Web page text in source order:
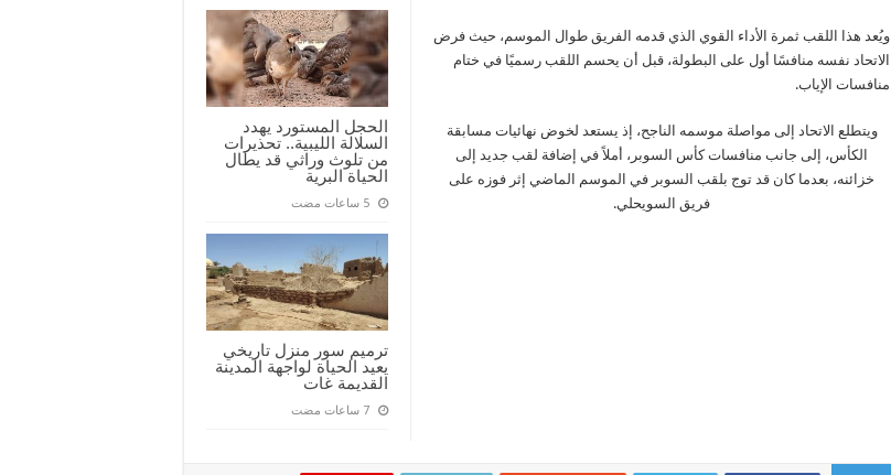
الحجل المستورد يهدد
السلالة الليبية.. تحذيرات
من تلوث وراثي قد يطال
الحياة البرية
ترميم سور منزل تاريخي
يعيد الحياة لواجهة المدينة
القديمة غات
ويُعد هذا اللقب ثمرة الأداء القوي الذي قدمه الفريق طوال الموسم، حيث فرض
الاتحاد نفسه منافسًا أول على البطولة، قبل أن يحسم اللقب رسميًا في ختام
منافسات الإياب.
ويتطلع الاتحاد إلى مواصلة موسمه الناجح، إذ يستعد لخوض نهائيات مسابقة
الكأس، إلى جانب منافسات كأس السوبر، أملاً في إضافة لقب جديد إلى
خزائنه، بعدما كان قد توج بلقب السوبر في الموسم الماضي إثر فوزه على
فريق السويحلي.